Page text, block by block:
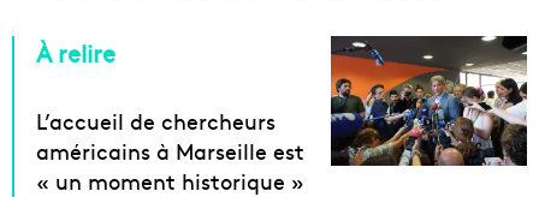
À relire
L’accueil de chercheurs
américains à Marseille est
« un moment historique »